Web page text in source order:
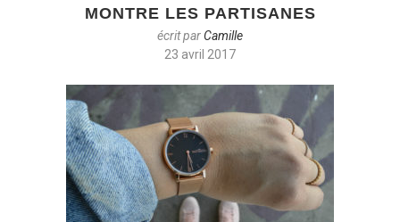
MONTRE LES PARTISANES
écrit parCamille
23 avril 2017